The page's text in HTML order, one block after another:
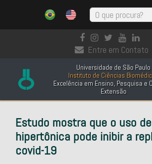
Entre em Contato
Universidade de São Paulo
Instituto de Ciências
Excelência em Ensino, Pesquisa e
Extensão
Estudo mostra que o uso
hipertônica pode inibir a
covid-19